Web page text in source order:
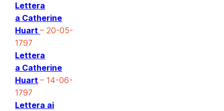
Lettera
a Catherine
Huart– 20-05-
1797
Lettera
a Catherine
Huart – 14-06-
1797
Lettera ai